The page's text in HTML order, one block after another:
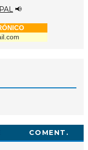
📢
COMENT.